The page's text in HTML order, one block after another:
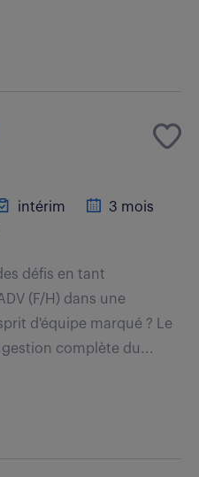
intérim
3 mois
défis en tant
(F/H) dans une
d'équipe marqué ? Le
complète du...